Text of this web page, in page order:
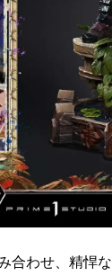
合わせ、精悍